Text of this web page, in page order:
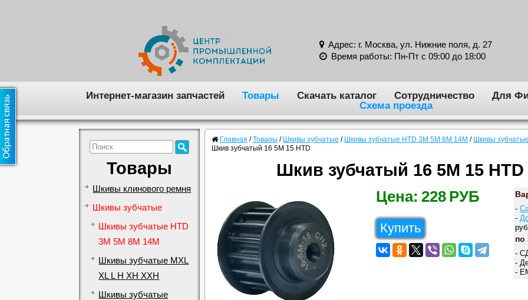
Адрес: г. Москва, ул. Нижние поля, д. 27
Время работы: Пн-Пт с 09:00 до 18:00
Интернет-магазин запчастей Товары Скачать каталог Сотрудничество
Для
Схема проезда
Товары
Шкивы клинового ремня
Шкивы зубчатые
Шкивы зубчатые HTD
3M 5M 8M 14M
Шкивы зубчатые MXL
XL L H XH XXH
Шкивы зубчатые
Главная / Товары / Шкивы зубчатые / Шкивы зубчатые HTD 3M 5M 8M 14M / Шкивы
Шкив зубчатый 16 5M 15 HTD
Шкив зубчатый 16 5M 15
Цена: 228 РУБ
Купить
-
-
по
-
-
-